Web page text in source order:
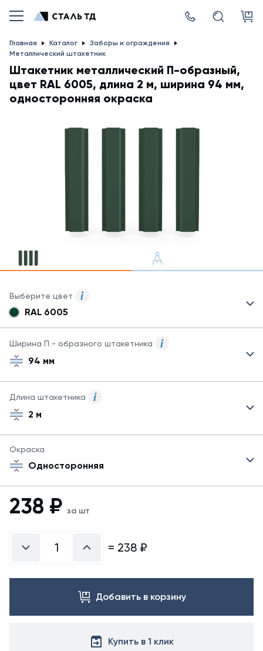
Главная Каталог
Заборы и ограждения
Металлический штакетник
Штакетник металлический П-образный,
цвет RAL 6005, длина 2 м, ширина 94 мм,
односторонняя окраска
Выберите цвет
данного
все
Для
цвета
RAL 6005
Ширина П - образного штакетника
94 мм
Длина штакетника
2 м
Окраска
Односторонняя
238 ₽ за шт
= 238 ₽
Добавить в корзину
Купить в 1 клик